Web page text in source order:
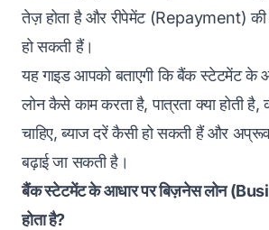
तेज़ होता है और रीपेमेंट (Repayment) की
हो सकती हैं।
यह गाइड आपको बताएगी कि बैंक स्टेटमेंट के
लोन कैसे काम करता है, पात्रता क्या होती
चाहिए, ब्याज दरें कैसी हो सकती हैं और
बढ़ाई जा सकती है।
बैंक स्टेटमेंट के आधार पर बिज़नेस लोन
होता है?